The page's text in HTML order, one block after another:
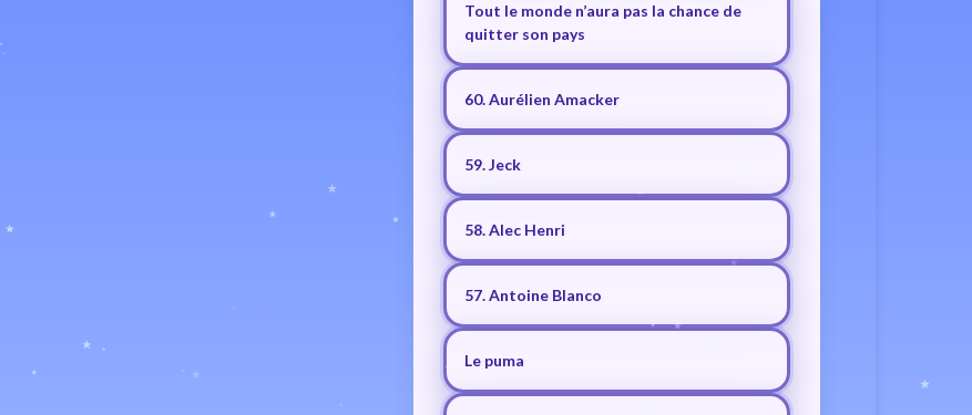
Tout le monde n’aura pas la chance de
quitter son pays
60. Aurélien Amacker
59. Jeck
58. Alec Henri
57. Antoine Blanco
Le puma